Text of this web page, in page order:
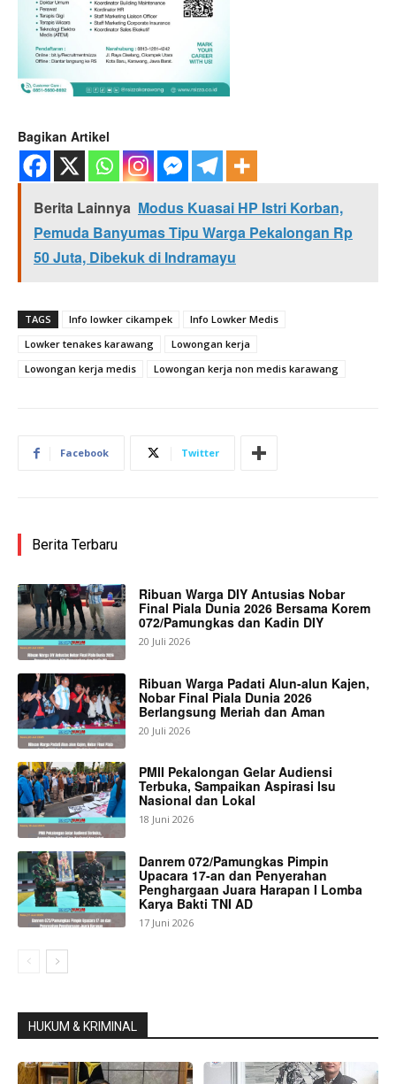
Bagikan Artikel
Berita Lainnya Modus Kuasai HP Istri Korban,
Pemuda Banyumas Tipu Warga Pekalongan Rp
50 Juta, Dibekuk di Indramayu
TAGS Info lowker cikampek
Info Lowker Medis
Lowker tenakes karawang
Lowongan kerja
Lowongan kerja medis
Lowongan kerja non medis karawang
Facebook Twitter
Berita Terbaru
Ribuan Warga DIY Antusias Nobar
Final Piala Dunia 2026 Bersama Korem
072/Pamungkas dan Kadin DIY
20 Juli 2026
Ribuan Warga Padati Alun-alun Kajen,
Nobar Final Piala Dunia 2026
Berlangsung Meriah dan Aman
20 Juli 2026
PMII Pekalongan Gelar Audiensi
Terbuka, Sampaikan Aspirasi Isu
Nasional dan Lokal
18 Juni 2026
Danrem 072/Pamungkas Pimpin
Upacara 17-an dan Penyerahan
Penghargaan Juara Harapan I Lomba
Karya Bakti TNI AD
17 Juni 2026
HUKUM & KRIMINAL